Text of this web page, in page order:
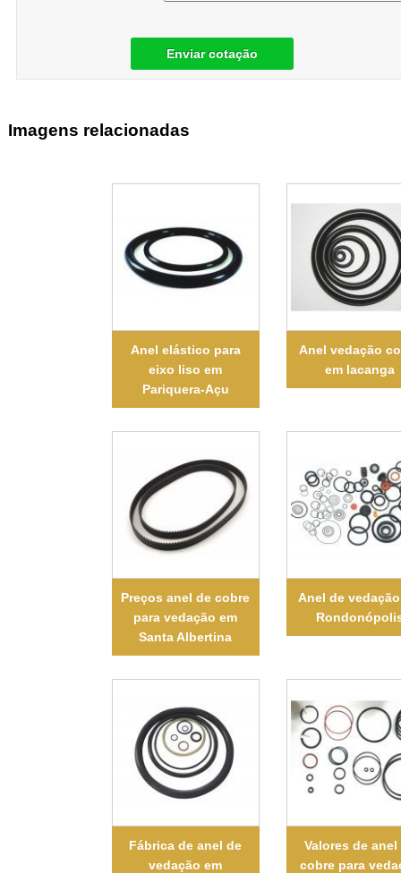
Enviar cotação
Imagens relacionadas
Anel elástico para
eixo liso em
Pariquera-Açu
Anel vedação
em Iacanga
Preços anel de cobre
para vedação em
Santa Albertina
Anel de
Fábrica de anel de
vedação em
Valores de anel
cobre para